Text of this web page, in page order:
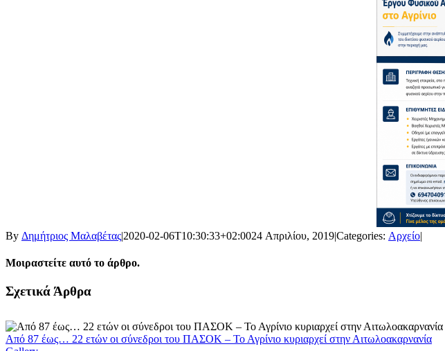
By Δημήτριος Μαλαβέτας|2020-02-06T10:30:33+02:0024 Απριλίου, 2019|Categories: Αρχείο|
Μοιραστείτε αυτό το άρθρο.
Facebook
X
LinkedIn
WhatsApp
Email
Σχετικά Άρθρα
Από 87 έως… 22 ετών οι σύνεδροι του ΠΑΣΟΚ – Το Αγρίνιο κυριαρχεί στην Αιτωλοακαρνανία